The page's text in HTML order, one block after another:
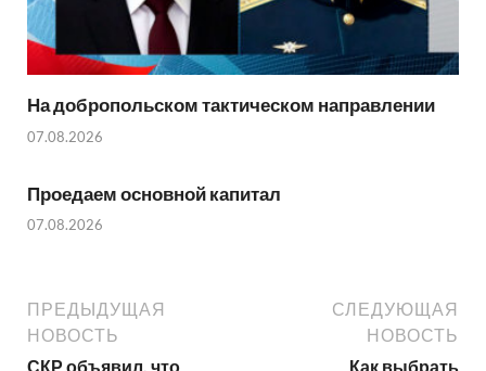
На добропольском тактическом направлении
07.08.2026
Проедаем основной капитал
07.08.2026
ПРЕДЫДУЩАЯ
НОВОСТЬ
СКР объявил, что
СЛЕДУЮЩАЯ
НОВОСТЬ
Как выбрать